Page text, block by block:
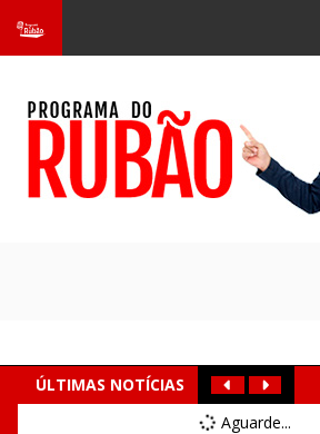
ÚLTIMAS NOTÍCIAS
Aguarde...